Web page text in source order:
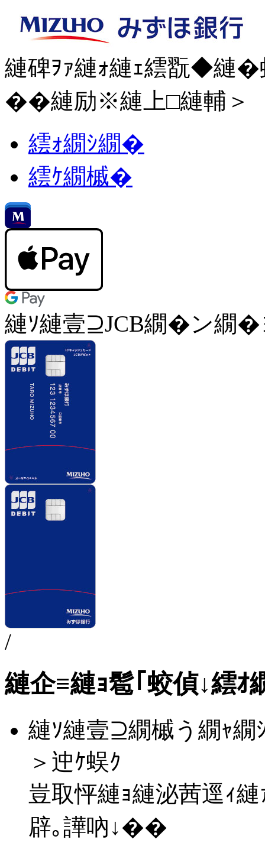
縺碑ｦｧ縺ｫ縺ｪ繧翫◆縺
��縺励※縺上□縺輔＞
繧ｫ繝ｼ繝�
繧ｹ繝槭�
縺ｿ縺壹⊇JCB繝�ン繝�
/
縺企≡縺ｮ髱｢蛟偵↓繧ｵ
縺ｿ縺壹⊇繝槭う繝ｬ
＞迚ｹ蜈ｸ
豈取怦縺ｮ縺泌茜逕ｨ
辟｡譁吶↓��